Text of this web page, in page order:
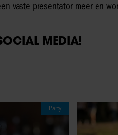
vaste presentator meer en
MEDIA!
Party